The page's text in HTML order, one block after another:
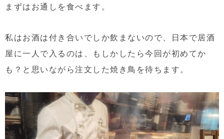
まずはお通しを食べます。
私はお酒は付き合いでしか飲まないので、日本で居酒
屋に一人で入るのは、もしかしたら今回が初めてか
も？と思いながら注文した焼き鳥を待ちます。